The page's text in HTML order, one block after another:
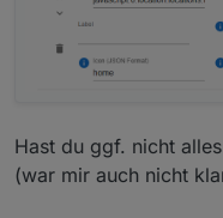
Hast du ggf. nicht
(war mir auch nicht